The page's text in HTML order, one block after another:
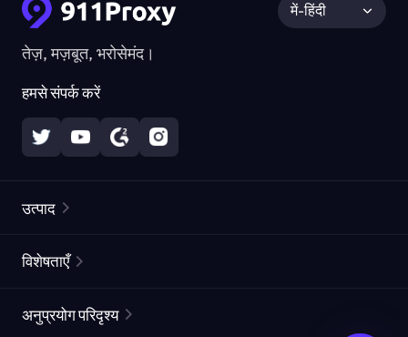
तेज़, मज़बूत, भरोसेमंद।
हमसे संपर्क करें
में-हिंदी
उत्पाद
स्थैतिक रेज़िडेंशियल प्रॉक्सीज़
विशेषताएँ
प्रॉक्सी चेकर
अनुप्रयोग परिदृश्य